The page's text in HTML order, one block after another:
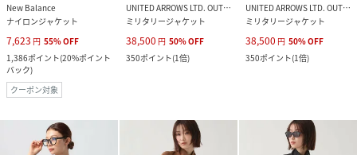
New Balance
ナイロンジャケット
7,623 円 55%OFF
1,386ポイント(20%ポイント
バック)
クーポン対象
UNITED ARROWS LTD. OUTLET
ミリタリージャケット
38,500 円 50%OFF
350ポイント(1倍)
UNITED ARROWS LTD. OUTLET
ミリタリージャケット
38,500 円 50%OFF
350ポイント(1倍)